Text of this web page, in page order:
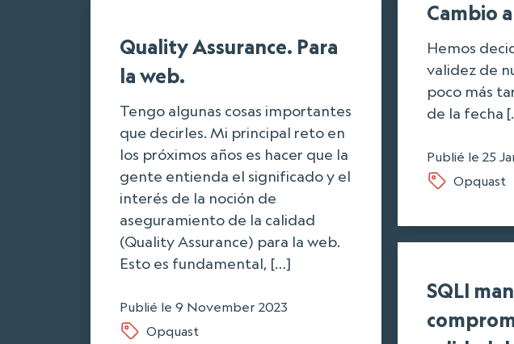
Quality Assurance. Para
la web.
Tengo algunas cosas importantes
que decirles. Mi principal reto en
los próximos años es hacer que la
gente entienda el significado y el
interés de la noción de
aseguramiento de la calidad
(Quality Assurance) para la web.
Esto es fundamental, […]
Publié le 9 November 2023
Opquast
Cambio
Hemos
validez de
poco más
de la fecha
Publié le 25
Opquast
SQLI